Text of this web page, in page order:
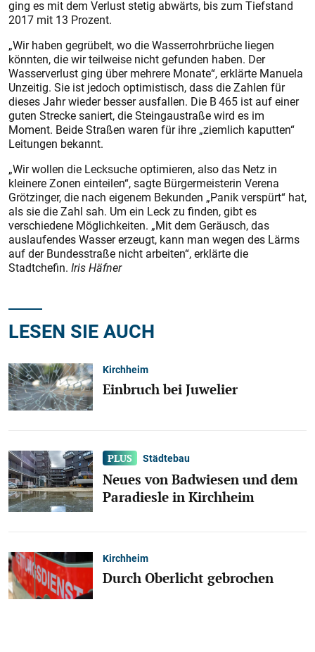
ging es mit dem Verlust stetig abwärts, bis zum Tiefstand
2017 mit 13 Prozent.
„Wir haben gegrübelt, wo die Wasserrohrbrüche liegen
könnten, die wir teilweise nicht gefunden haben. Der
Wasserverlust ging über mehrere Monate“, erklärte Manuela
Unzeitig. Sie ist jedoch optimistisch, dass die Zahlen für
dieses Jahr wieder besser ausfallen. Die B 465 ist auf einer
guten Strecke saniert, die Steingaustraße wird es im
Moment. Beide Straßen waren für ihre „ziemlich kaputten“
Leitungen bekannt.
„Wir wollen die Lecksuche optimieren, also das Netz in
kleinere Zonen einteilen“, sagte Bürgermeisterin Verena
Grötzinger, die nach eigenem Bekunden „Panik verspürt“ hat,
als sie die Zahl sah. Um ein Leck zu finden, gibt es
verschiedene Möglichkeiten. „Mit dem Geräusch, das
auslaufendes Wasser erzeugt, kann man wegen des Lärms
auf der Bundesstraße nicht arbeiten“, erklärte die
Stadtchefin. Iris Häfner
LESEN SIE AUCH
Kirchheim
Einbruch bei Juwelier
Städtebau
Neues von Badwiesen und dem
Paradiesle in Kirchheim
Kirchheim
Durch Oberlicht gebrochen